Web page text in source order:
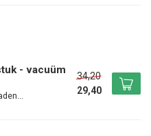
- vacuüm
34,20
29,40